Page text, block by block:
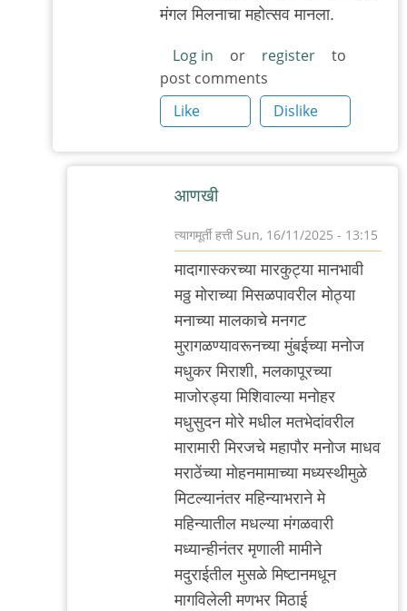
मंगल मिलनाचा महोत्सव मानला.
Log in or register
to
post comments
Like
Dislike
आणखी
त्यागमूर्ती हत्ती Sun, 16/11/2025 - 13:15
reply
to
by
त्यागमूर्ती
मादागास्करच्या मारकुट्या मानभावी
मठ्ठ मोराच्या मिसळपावरील मोठ्या
मनाच्या मालकाचे मनगट
मुरागळण्यावरूनच्या मुंबईच्या मनोज
मधुकर मिराशी, मलकापूरच्या
माजोरड्या मिशिवाल्या मनोहर
मधुसुदन मोरे मधील मतभेदांवरील
मारामारी मिरजचे महापौर मनोज माधव
मराठेंच्या मोहनमामाच्या मध्यस्थीमुळे
मिटल्यानंतर महिन्याभराने मे
महिन्यातील मधल्या मंगळवारी
मध्यान्हीनंतर मृणाली मामीने
मदुराईतील मुसळे मिष्टानमधून
मागविलेली मणभर मिठाई